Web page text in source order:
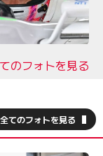
のフォトを見る
全てのフォトを見る